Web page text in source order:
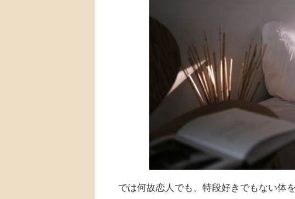
では何故恋人でも、特段好きでもない体